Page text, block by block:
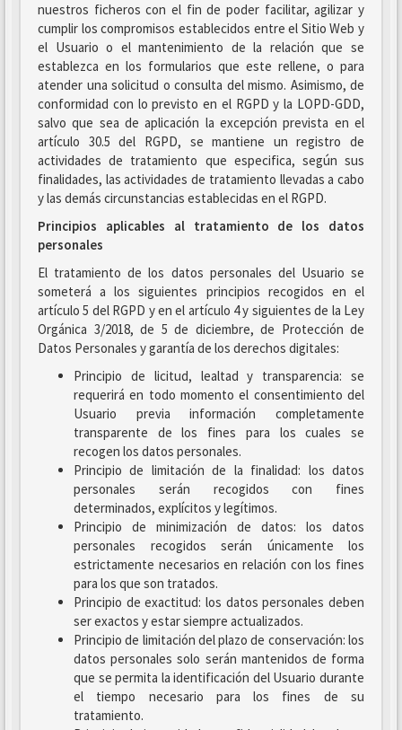
nuestros ficheros con el fin de poder facilitar, agilizar y
cumplir los compromisos establecidos entre el Sitio Web y
el Usuario o el mantenimiento de la relación que se
establezca en los formularios que este rellene, o para
atender una solicitud o consulta del mismo. Asimismo, de
conformidad con lo previsto en el RGPD y la LOPD-GDD,
salvo que sea de aplicación la excepción prevista en el
artículo 30.5 del RGPD, se mantiene un registro de
actividades de tratamiento que especifica, según sus
finalidades, las actividades de tratamiento llevadas a cabo
y las demás circunstancias establecidas en el RGPD.
Principios aplicables al tratamiento de los datos
personales
El tratamiento de los datos personales del Usuario se
someterá a los siguientes principios recogidos en el
artículo 5 del RGPD y en el artículo 4 y siguientes de la Ley
Orgánica 3/2018, de 5 de diciembre, de Protección de
Datos Personales y garantía de los derechos digitales:
Principio de licitud, lealtad y transparencia: se
requerirá en todo momento el consentimiento del
Usuario previa información completamente
transparente de los fines para los cuales se
recogen los datos personales.
Principio de limitación de la finalidad: los datos
personales serán recogidos con fines
determinados, explícitos y legítimos.
Principio de minimización de datos: los datos
personales recogidos serán únicamente los
estrictamente necesarios en relación con los fines
para los que son tratados.
Principio de exactitud: los datos personales deben
ser exactos y estar siempre actualizados.
Principio de limitación del plazo de conservación: los
datos personales solo serán mantenidos de forma
que se permita la identificación del Usuario durante
el tiempo necesario para los fines de su
tratamiento.